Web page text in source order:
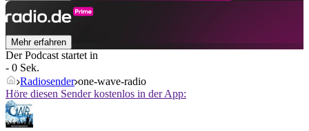
Mehr erfahren
Der Podcast startet in
- 0 Sek.
Radiosender one-wave-radio
Höre diesen Sender kostenlos in der App: